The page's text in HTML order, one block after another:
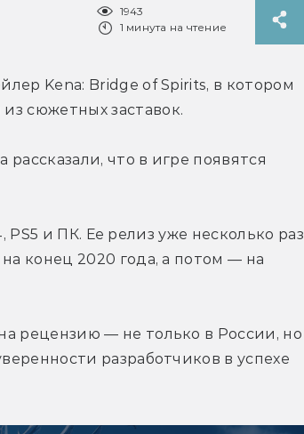
1943
1 минута на чтение
Kena: Bridge of Spirits, в котором
сюжетных заставок.
что в игре появятся
PS5 и ПК. Ее релиз уже несколько раз
конец 2020 года, а потом — на
рецензию — не только в России, но
разработчиков в успехе